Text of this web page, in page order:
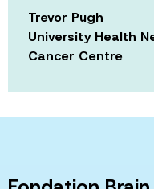
Trevor Pugh
University Health
Cancer Centre